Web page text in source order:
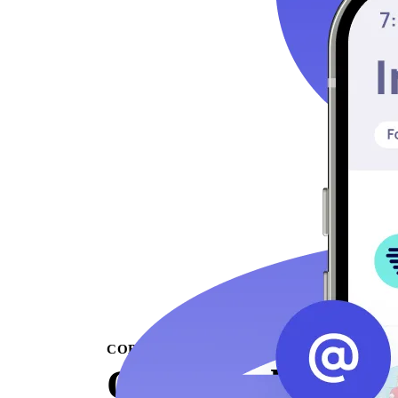
COBRO DE DEUDAS OMNICANAL
Ofrece a los